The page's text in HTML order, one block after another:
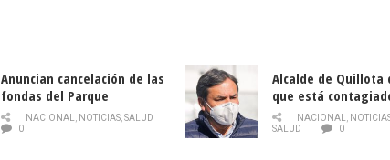
Anuncian cancelación de las
fondas del Parque
O’Higgins debido al
coronavirus
NACIONAL, NOTICIAS,SALUD
0
Alcalde de Quillota
que está
COVID-19
NACIONAL,
SALUD
0